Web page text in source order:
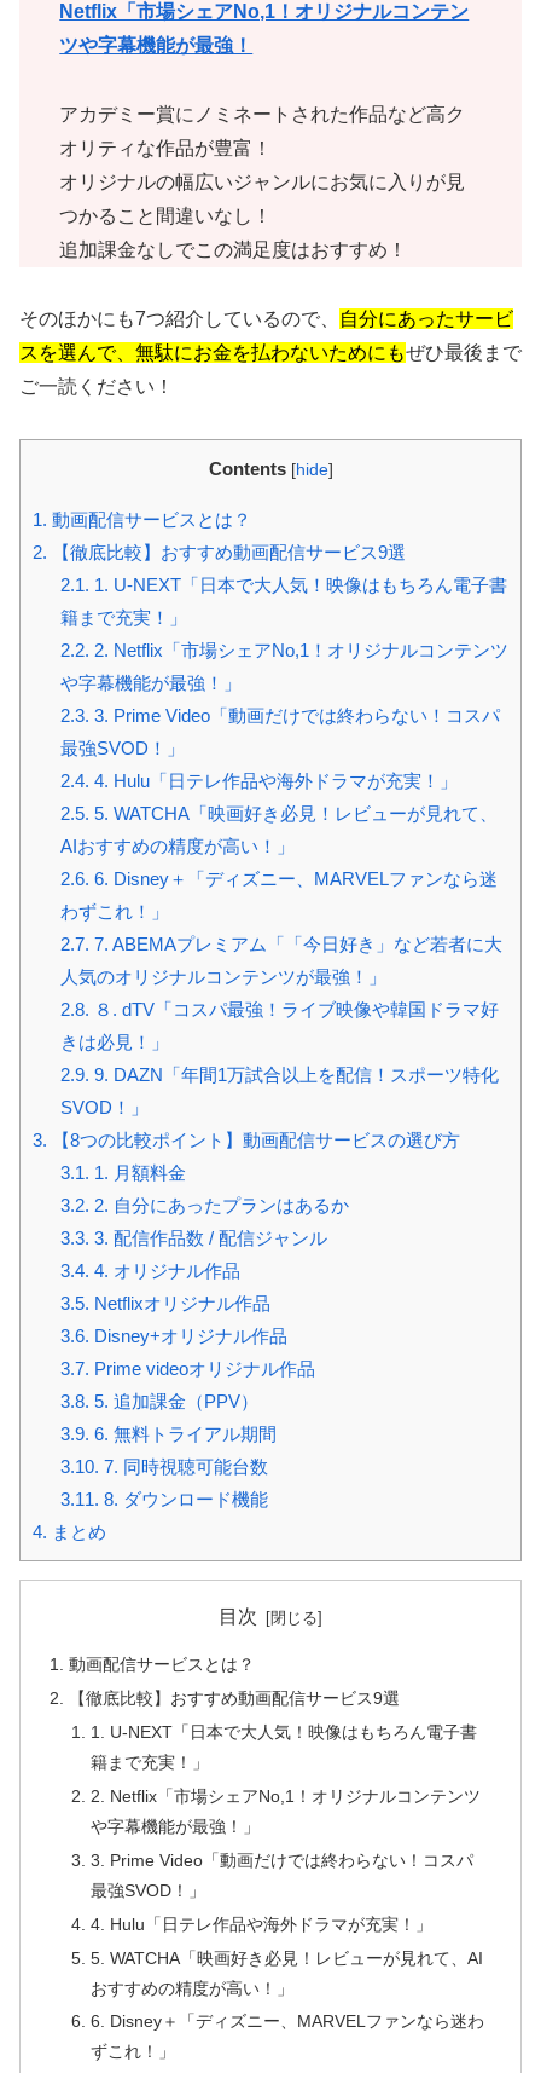
Netflix「市場シェアNo,1！オリジナルコンテン
ツや字幕機能が最強！
アカデミー賞にノミネートされた作品など高ク
オリティな作品が豊富！
オリジナルの幅広いジャンルにお気に入りが見
つかること間違いなし！
追加課金なしでこの満足度はおすすめ！
そのほかにも7つ紹介しているので、
自分にあったサービ
スを選んで、無駄にお金を払わないためにもぜひ最後まで
ご一読ください！
Contents [hide]
1. 動画配信サービスとは？
2. 【徹底比較】おすすめ動画配信サービス9選
2.1. 1. U-NEXT「日本で大人気！映像はもちろん電子書
籍まで充実！」
2.2. 2. Netflix「市場シェアNo,1！オリジナルコンテンツ
や字幕機能が最強！」
2.3. 3. Prime Video「動画だけでは終わらない！コスパ
最強SVOD！」
2.4. 4. Hulu「日テレ作品や海外ドラマが充実！」
2.5. 5. WATCHA「映画好き必見！レビューが見れて、
AIおすすめの精度が高い！」
2.6. 6. Disney＋「ディズニー、MARVELファンなら迷
わずこれ！」
2.7. 7. ABEMAプレミアム「「今日好き」など若者に大
人気のオリジナルコンテンツが最強！」
2.8. ８. dTV「コスパ最強！ライブ映像や韓国ドラマ好
きは必見！」
2.9. 9. DAZN「年間1万試合以上を配信！スポーツ特化
SVOD！」
3. 【8つの比較ポイント】動画配信サービスの選び方
3.1. 1. 月額料金
3.2. 2. 自分にあったプランはあるか
3.3. 3. 配信作品数 / 配信ジャンル
3.4. 4. オリジナル作品
3.5. Netflixオリジナル作品
3.6. Disney+オリジナル作品
3.7. Prime videoオリジナル作品
3.8. 5. 追加課金（PPV）
3.9. 6. 無料トライアル期間
3.10. 7. 同時視聴可能台数
3.11. 8. ダウンロード機能
4. まとめ
目次
動画配信サービスとは？
【徹底比較】おすすめ動画配信サービス9選
1. U-NEXT「日本で大人気！映像はもちろん電子書
籍まで充実！」
2. Netflix「市場シェアNo,1！オリジナルコンテンツ
や字幕機能が最強！」
3. Prime Video「動画だけでは終わらない！コスパ
最強SVOD！」
4. Hulu「日テレ作品や海外ドラマが充実！」
5. WATCHA「映画好き必見！レビューが見れて、AI
おすすめの精度が高い！」
6. Disney＋「ディズニー、MARVELファンなら迷わ
ずこれ！」